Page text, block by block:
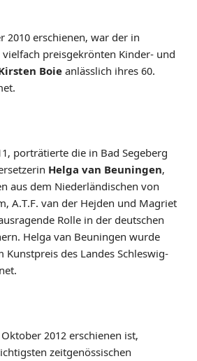
2010 erschienen, war der in
preisgekrönten Kinder- und
Boieanlässlich ihres 60.
porträtierte die in Bad Segeberg
Helga van Beuningen,
aus dem Niederländischen von
A.T.F. van der Hejden und Magriet
Rolle in der deutschen
Helga van Beuningen wurde
Kunstpreis des Landes Schleswig-
2012 erschienen ist,
zeitgenössischen